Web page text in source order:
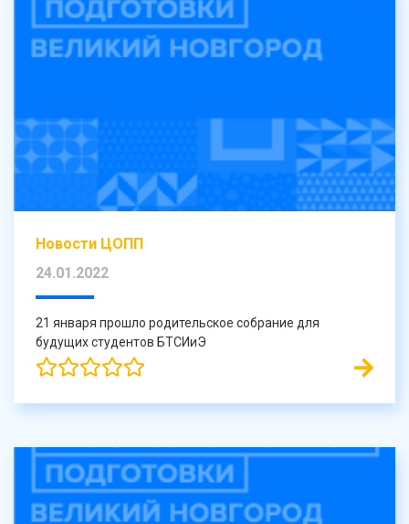
Новости ЦОПП
24.01.2022
21 января прошло родительское собрание для
будущих студентов БТСИиЭ